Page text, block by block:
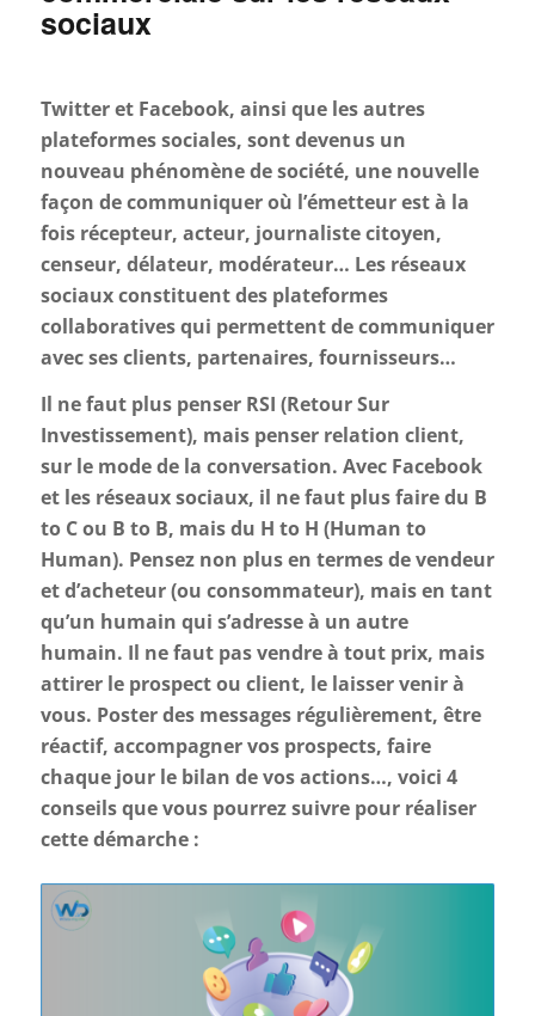
sociaux
Twitter et Facebook, ainsi que les autres
plateformes sociales, sont devenus un
nouveau phénomène de société, une nouvelle
façon de communiquer où l’émetteur est à la
fois récepteur, acteur, journaliste citoyen,
censeur, délateur, modérateur… Les réseaux
sociaux constituent des plateformes
collaboratives qui permettent de communiquer
avec ses clients, partenaires, fournisseurs…
Il ne faut plus penser RSI (Retour Sur
Investissement), mais penser relation client,
sur le mode de la conversation. Avec Facebook
et les réseaux sociaux, il ne faut plus faire du B
to C ou B to B, mais du H to H (Human to
Human). Pensez non plus en termes de vendeur
et d’acheteur (ou consommateur), mais en tant
qu’un humain qui s’adresse à un autre
humain. Il ne faut pas vendre à tout prix, mais
attirer le prospect ou client, le laisser venir à
vous. Poster des messages régulièrement, être
réactif, accompagner vos prospects, faire
chaque jour le bilan de vos actions…, voici 4
conseils que vous pourrez suivre pour réaliser
cette démarche :